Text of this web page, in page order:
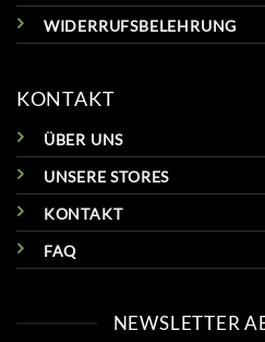
WIDERRUFSBELEHRUNG
KONTAKT
ÜBER UNS
UNSERE STORES
KONTAKT
FAQ
NEWSLETTER